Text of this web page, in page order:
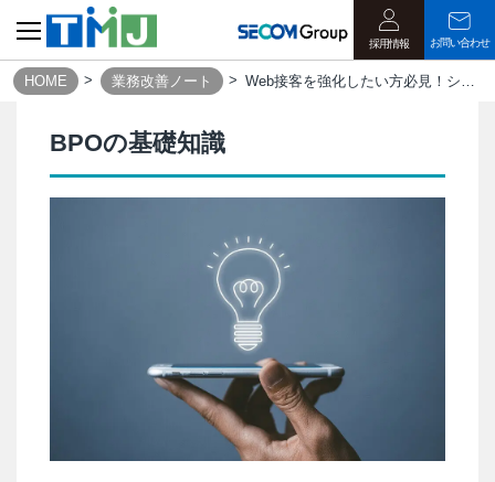
採用情報 お問い合わせ
HOME 業務改善ノート Web接客を強化したい方必見！シナリオ設計の基本を解説｜業務改善ノート
BPOの基礎知識